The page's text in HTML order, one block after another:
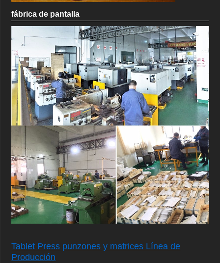
fábrica de pantalla
Tablet Press punzones y matrices Línea de
Producción